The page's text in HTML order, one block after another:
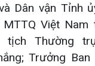
Dân vận Tỉnh
Việt Nam
tịch Thường
Trưởng